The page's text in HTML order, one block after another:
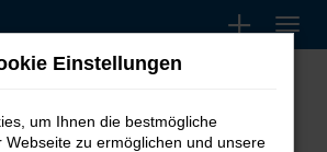
Škoda Tageszulassung für Dorsten
Einstellungen
um Ihnen die bestmögliche
Webseite zu ermöglichen und unsere